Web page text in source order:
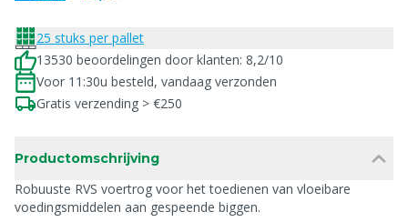
25 stuks per pallet
13530 beoordelingen door klanten: 8,2/10
Voor 11:30u besteld, vandaag verzonden
Gratis verzending > €250
Productomschrijving
Robuuste RVS voertrog voor het toedienen van vloeibare
voedingsmiddelen aan gespeende biggen.